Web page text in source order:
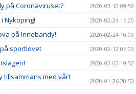
på Coronaviruset? 2020-03-12 09:59
Nyköping! 2020-02-24 16:20
på Innebandy! 2020-02-24 10:00
sportlovet 2020-02-12 06:09
2020-02-03 19:52
tillsammans med vårt
2020-01-26 20:53